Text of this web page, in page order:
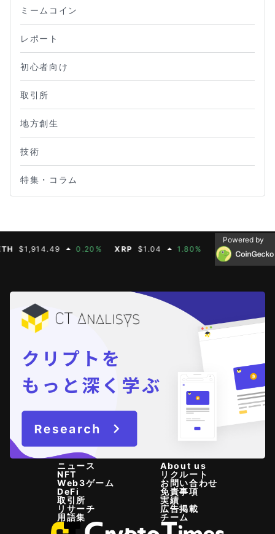
ミームコイン
レポート
初心者向け
取引所
地方創生
技術
特集・コラム
0.20% XRP $1.04 1.80% BNB $603.21
Powered by
ニュース
NFT
Web3ゲーム
DeFi
取引所
リサーチ
用語集
About us
リクルート
お問い合わせ
免責事項
実績
広告掲載
チーム